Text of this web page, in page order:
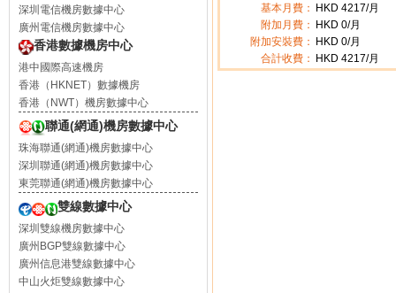
深圳電信機房數據中心
廣州電信機房數據中心
香港數據機房中心
港中國際高速機房
香港（HKNET）數據機房
香港（NWT）機房數據中心
聯通(網通)機房數據中心
珠海聯通(網通)機房數據中心
深圳聯通(網通)機房數據中心
東莞聯通(網通)機房數據中心
雙線數據中心
深圳雙線機房數據中心
廣州BGP雙線數據中心
廣州信息港雙線數據中心
中山火炬雙線數據中心
基本月費： HKD 4217/月
附加月費：
HKD 0/月
附加安裝費：
HKD 0/月
合計收費：
HKD 4217/月